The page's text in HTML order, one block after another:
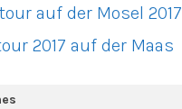
auf der Mosel 2017
2017 auf der Maas